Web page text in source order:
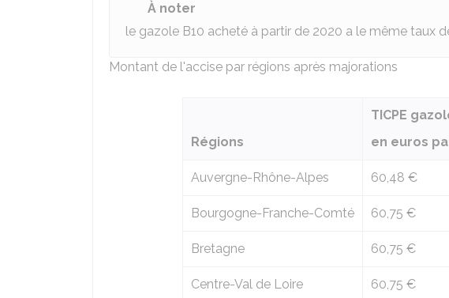
À noter
le gazole B10 acheté à partir de 2020 a le même taux
Montant de l'accise par régions après majorations
Régions
TICPE
en euros
Auvergne-Rhône-Alpes 60,48 €
Bourgogne-Franche-Comté 60,75 €
Bretagne 60,75 €
Centre-Val de Loire 60,75 €